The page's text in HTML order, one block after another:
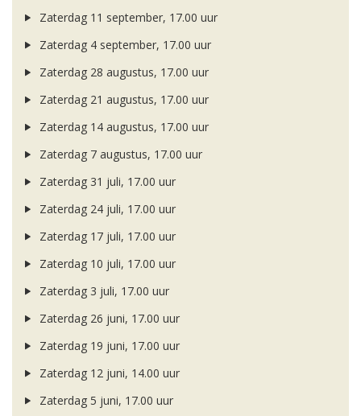
Zaterdag 11 september, 17.00 uur
Zaterdag 4 september, 17.00 uur
Zaterdag 28 augustus, 17.00 uur
Zaterdag 21 augustus, 17.00 uur
Zaterdag 14 augustus, 17.00 uur
Zaterdag 7 augustus, 17.00 uur
Zaterdag 31 juli, 17.00 uur
Zaterdag 24 juli, 17.00 uur
Zaterdag 17 juli, 17.00 uur
Zaterdag 10 juli, 17.00 uur
Zaterdag 3 juli, 17.00 uur
Zaterdag 26 juni, 17.00 uur
Zaterdag 19 juni, 17.00 uur
Zaterdag 12 juni, 14.00 uur
Zaterdag 5 juni, 17.00 uur